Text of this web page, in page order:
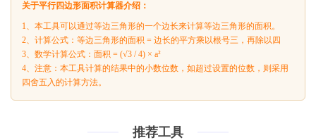
关于平行四边形面积计算器介绍：
1、本工具可以通过等边三角形的一个边长来计算等边三角形的面积。
2、计算公式：等边三角形的面积 = 边长的平方乘以根号三，再除以四
3、数学计算公式：面积 = (√3 / 4) × a²
4、注意：本工具计算的结果中的小数位数，如超过设置的位数，则采用
四舍五入的计算方法。
推荐工具